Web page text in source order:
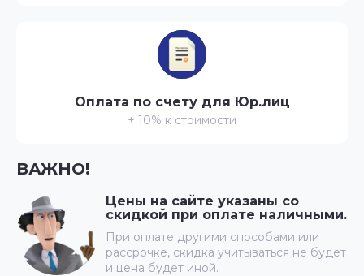
ВАЖНО!
Цены на сайте указаны со
скидкой при оплате наличными.
При оплате другими способами или
рассрочке, скидка учитываться не будет
и цена будет иной.
Оплата по счету для Юр.лиц
+ 10% к стоимости